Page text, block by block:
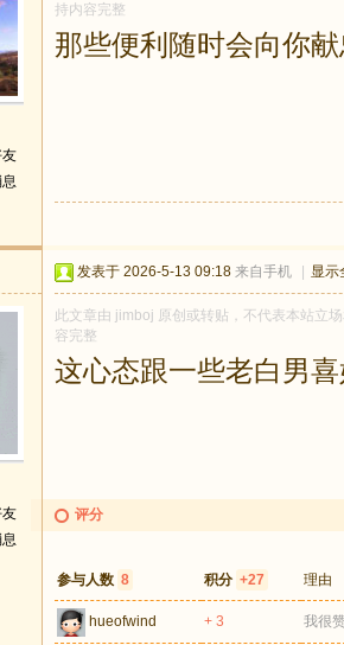
持内容完整
那些便利随时会向你
发表于 2026-5-13 09:18 来自手机 显示
此文章由 jimboj 原创或转贴，不代表本站立
容完整
这心态跟一些老白男
评分
参与人数 8 积分 +27 理由
hueofwind + 3 我很